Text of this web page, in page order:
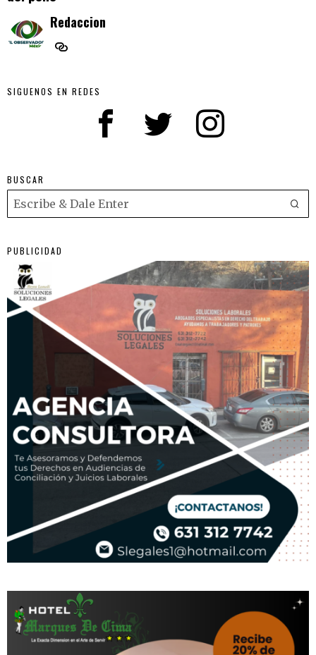
Redaccion
SIGUENOS EN REDES
BUSCAR
PUBLICIDAD